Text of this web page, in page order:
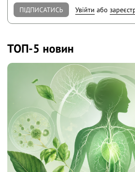
ПІДПИСАТИСЬ Увійти або
ТОП-5 новин